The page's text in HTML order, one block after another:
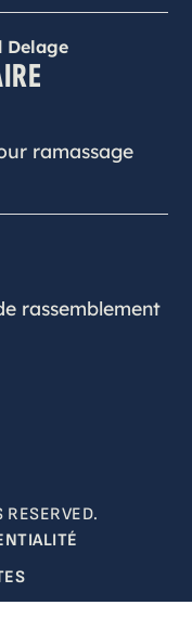
Delage
ramassage
rassemblement